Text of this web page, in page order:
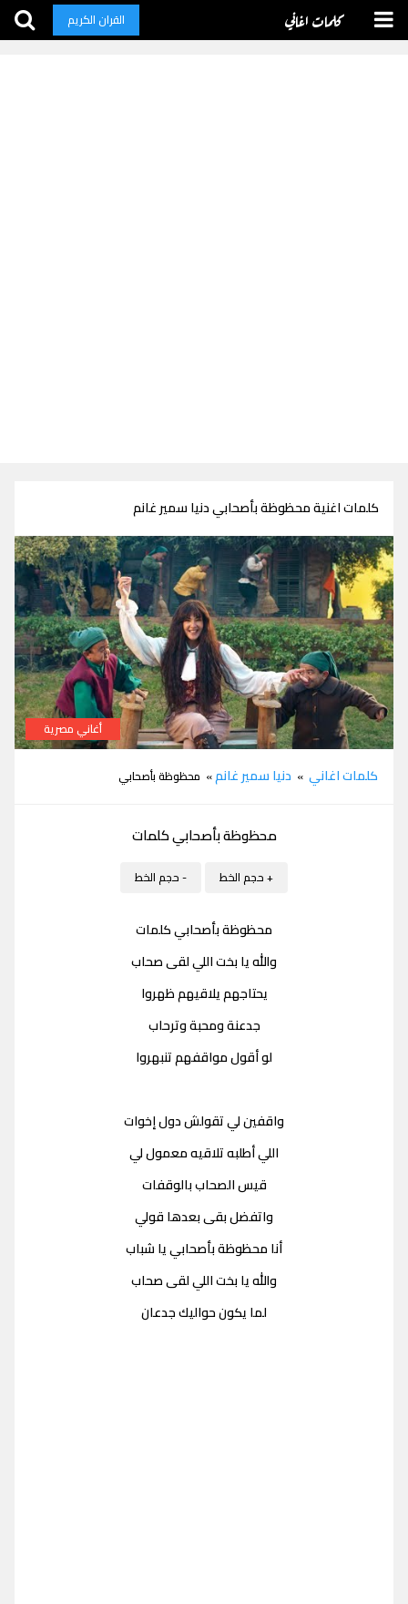
كلمات اغاني القران الكريم
كلمات اغنية محظوظة بأصحابي دنيا سمير غانم
سليمة
أغاني مصرية
كلمات اغاني » دنيا سمير غانم» محظوظة بأصحابي
محظوظة بأصحابي كلمات
+ حجم الخط - حجم الخط
محظوظة بأصحابي كلمات
والله يا بخت اللي لقى صحاب
يحتاجهم يلاقيهم ظهروا
جدعنة ومحبة وترحاب
لو أقول مواقفهم تنبهروا
واقفين لي تقولش دول إخوات
اللي أطلبه تلاقيه معمول لي
قيس الصحاب بالوقفات
واتفضل بقى بعدها قولي
أنا محظوظة بأصحابي يا شباب
والله يا بخت اللي لقى صحاب
لما يكون حواليك جدعان